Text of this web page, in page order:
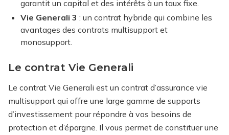
garantit un capital et des intérêts à un taux fixe.
Vie Generali 3 : un contrat hybride qui combine les
avantages des contrats multisupport et
monosupport.
Le contrat Vie Generali
Le contrat Vie Generali est un contrat d’assurance vie
multisupport qui offre une large gamme de supports
d’investissement pour répondre à vos besoins de
protection et d’épargne. Il vous permet de constituer une